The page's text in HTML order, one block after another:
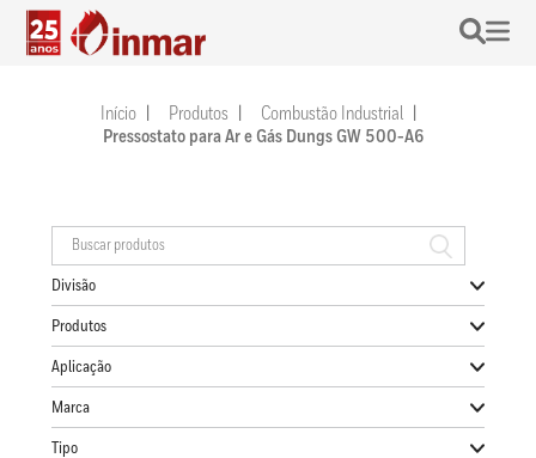
Início Produtos
Combustão Industrial
Pressostato para Ar e Gás Dungs GW 500-A6
Divisão
Produtos
Aplicação
Marca
Tipo